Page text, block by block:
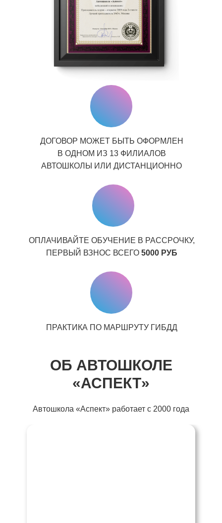
ДОГОВОР МОЖЕТ БЫТЬ ОФОРМЛЕН
В ОДНОМ ИЗ 13 ФИЛИАЛОВ
АВТОШКОЛЫ ИЛИ ДИСТАНЦИОННО
ПРАКТИКА ПО МАРШРУТУ ГИБДД
ОПЛАЧИВАЙТЕ ОБУЧЕНИЕ В РАССРОЧКУ,
ПЕРВЫЙ ВЗНОС ВСЕГО 5000 РУБ
ОБ АВТОШКОЛЕ
«АСПЕКТ»
Автошкола «Аспект» работает с 2000 года